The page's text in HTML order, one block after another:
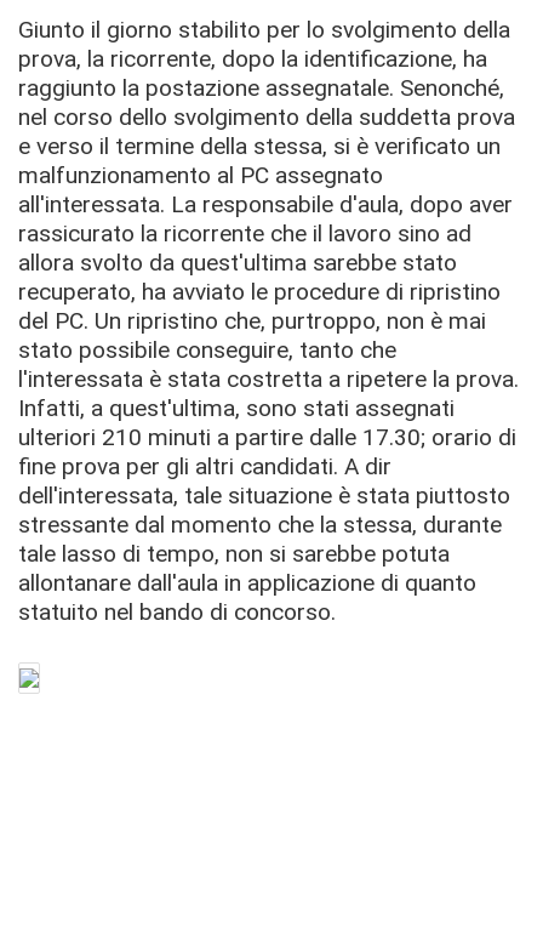
Giunto il giorno stabilito per lo svolgimento della
prova, la ricorrente, dopo la identificazione, ha
raggiunto la postazione assegnatale. Senonché,
nel corso dello svolgimento della suddetta prova
e verso il termine della stessa, si è verificato un
malfunzionamento al PC assegnato
all'interessata. La responsabile d'aula, dopo aver
rassicurato la ricorrente che il lavoro sino ad
allora svolto da quest'ultima sarebbe stato
recuperato, ha avviato le procedure di ripristino
del PC. Un ripristino che, purtroppo, non è mai
stato possibile conseguire, tanto che
l'interessata è stata costretta a ripetere la prova.
Infatti, a quest'ultima, sono stati assegnati
ulteriori 210 minuti a partire dalle 17.30; orario di
fine prova per gli altri candidati. A dir
dell'interessata, tale situazione è stata piuttosto
stressante dal momento che la stessa, durante
tale lasso di tempo, non si sarebbe potuta
allontanare dall'aula in applicazione di quanto
statuito nel bando di concorso.